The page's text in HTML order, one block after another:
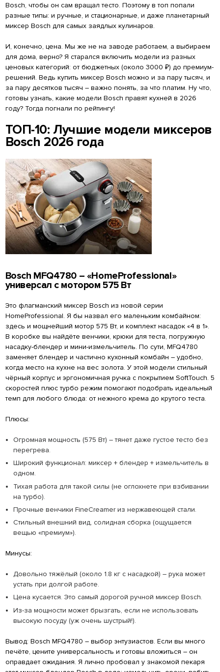
Bosch, чтобы он сам вращал тесто. Поэтому в топ попали
разные типы: и ручные, и стационарные, и даже планетарный
миксер Bosch для самых заядлых кулинаров.
И, конечно, цена. Мы же не на заводе работаем, а выбираем
для дома, верно? Я старался включить модели из разных
ценовых категорий: от бюджетных (около 3000 ₽) до премиум-
решений. Ведь купить миксер Bosch можно и за пару тысяч, и
за пару десятков тысяч – важно понять, за что платим. Ну что,
готовы узнать, какие модели Bosch правят кухней в 2026
году? Тогда погнали по рейтингу!
ТОП-10: Лучшие модели миксеров
Bosch 2026 года
Bosch MFQ4780 – «HomeProfessional»
универсал с мотором 575 Вт
Это флагманский миксер Bosch из новой серии
HomeProfessional. Я бы назвал его маленьким комбайном:
здесь и мощнейший мотор 575 Вт, и комплект насадок «4 в 1».
В коробке вы найдёте венчики, крюки для теста, погружную
насадку-блендер и мини-измельчитель. По сути, MFQ4780
заменяет блендер и частично кухонный комбайн – удобно,
когда место на кухне на вес золота. У этой модели стильный
чёрный корпус и эргономичная ручка с покрытием SoftTouch. 5
скоростей плюс турбо режим помогают подобрать идеальный
темп для любого блюда: от нежного крема до крутого теста.
Плюсы:
Огромная мощность (575 Вт) – тянет даже густое тесто без
перегрева.
Широкий функционал: миксер + блендер + измельчитель в
одном.
Тихая работа для такой силы (не оглохнете при взбивании
на турбо).
Прочные венчики FineCreamer из нержавеющей стали.
Стильный внешний вид, солидная сборка (ощущается
вещью «премиум»).
Минусы:
Довольно тяжёлый (около 1.8 кг с насадкой) – рука может
устать при долгой работе.
Цена кусается. Это самый дорогой ручной миксер Bosch.
Из-за мощности может брызгать, если не использовать
высокую посуду (уж очень шустрый!).
Вывод: Bosch MFQ4780 – выбор энтузиастов. Если вы много
печёте, цените универсальность и готовы вложиться – он
оправдает ожидания. Я лично пробовал у знакомой пекаря